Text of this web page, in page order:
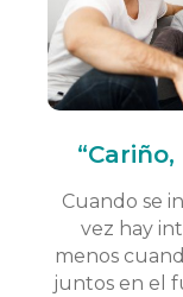
Cuando se
vez hay
menos
juntos en el